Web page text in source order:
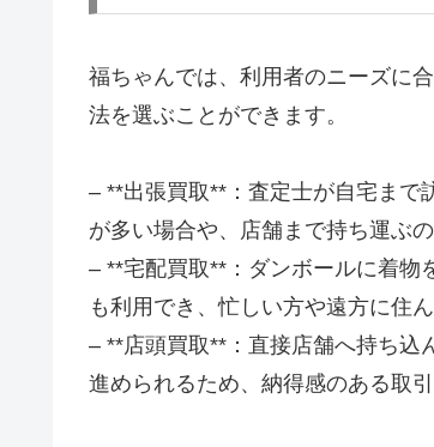
福ちゃんでは、利用者のニーズに
法を選ぶことができます。
– **出張買取**：査定士が自宅まで
が多い場合や、店舗まで持ち運ぶ
– **宅配買取**：ダンボールに着物
も利用でき、忙しい方や遠方に住
– **店頭買取**：直接店舗へ持ち込
進められるため、納得感のある取引